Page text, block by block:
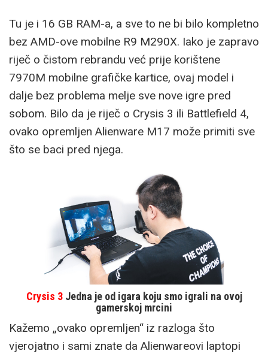
Tu je i 16 GB RAM-a, a sve to ne bi bilo kompletno
bez AMD-ove mobilne R9 M290X. Iako je zapravo
riječ o čistom rebrandu već prije korištene
7970M mobilne grafičke kartice, ovaj model i
dalje bez problema melje sve nove igre pred
sobom. Bilo da je riječ o Crysis 3 ili Battlefield 4,
ovako opremljen Alienware M17 može primiti sve
što se baci pred njega.
Crysis 3Jedna je od igara koju smo igrali na ovoj
gamerskoj mrcini
Kažemo „ovako opremljen“ iz razloga što
vjerojatno i sami znate da Alienwareovi laptopi